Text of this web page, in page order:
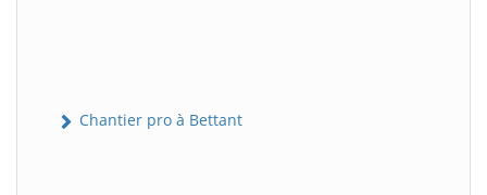
Chantier pro à Bettant